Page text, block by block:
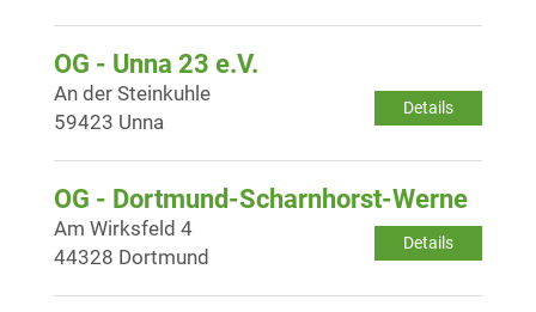
OG - Unna 23 e.V.
Details
An der Steinkuhle
59423 Unna
OG - Dortmund-Scharnhorst-Werne
Details
Am Wirksfeld 4
44328 Dortmund